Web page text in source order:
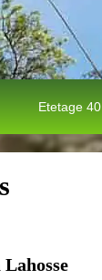
Etetage 40